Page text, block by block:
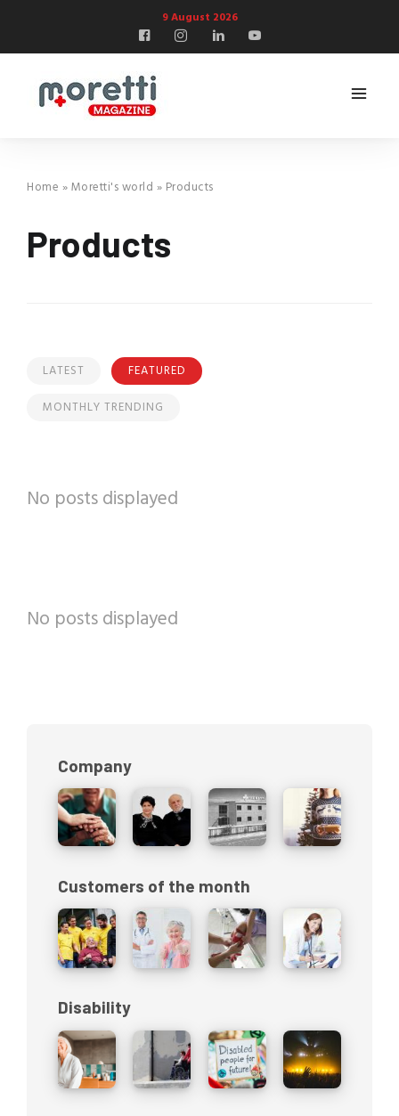
9 August 2026
Home »Moretti's world » Products
Products
LATEST
FEATURED
MONTHLY TRENDING
No posts displayed
No posts displayed
Company
Customers of the month
Disability